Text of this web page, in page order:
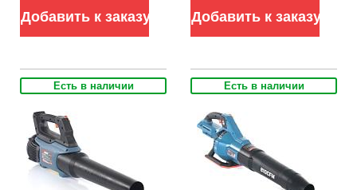
Добавить к заказу Добавить к заказу
Есть в наличии Есть в наличии